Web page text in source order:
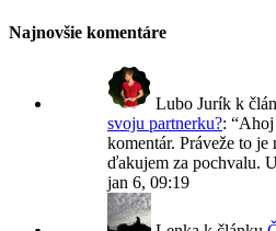
Najnovšie komentáre
Lubo Jurík k
svoju partnerku?: “Ahoj
komentár. Práveže to
ďakujem za pochvalu.
jan 6, 09:19